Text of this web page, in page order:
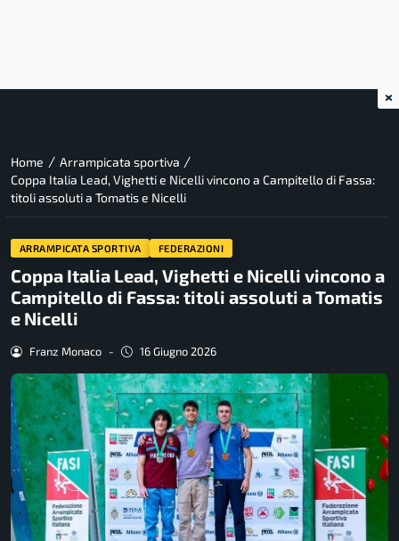
Home / Arrampicata sportiva /
Coppa Italia Lead, Vighetti e Nicelli vincono a Campitello di Fassa:
titoli assoluti a Tomatis e Nicelli
ARRAMPICATA SPORTIVA FEDERAZIONI
Coppa Italia Lead, Vighetti e Nicelli vincono a
Campitello di Fassa: titoli assoluti a Tomatis
e Nicelli
Franz Monaco - 16 Giugno 2026
×